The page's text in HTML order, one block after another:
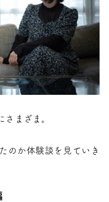
さまざま。
のか体験談を見ていき